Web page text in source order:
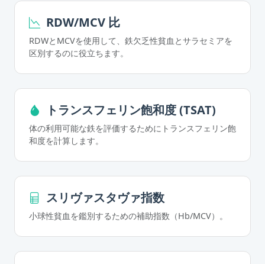
RDW/MCV 比
RDWとMCVを使用して、鉄欠乏性貧血とサラセミアを
区別するのに役立ちます。
トランスフェリン飽和度 (TSAT)
体の利用可能な鉄を評価するためにトランスフェリン飽
和度を計算します。
スリヴァスタヴァ指数
小球性貧血を鑑別するための補助指数（Hb/MCV）。